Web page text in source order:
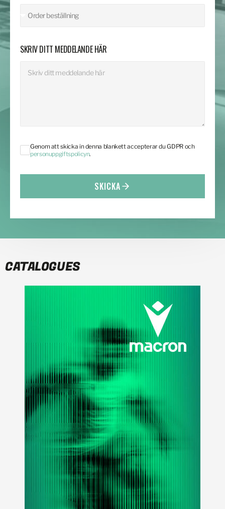
SKRIV DITT MEDDELANDE HÄR
Genom att skicka in denna blankett accepterar du GDPR och
personuppgiftspolicyn.
SKICKA
CATALOGUES